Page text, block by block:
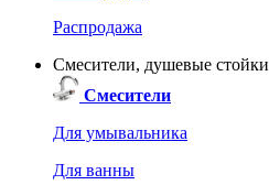
Распродажа
Смесители, душевые стойки
Смесители
Для умывальника
Для ванны